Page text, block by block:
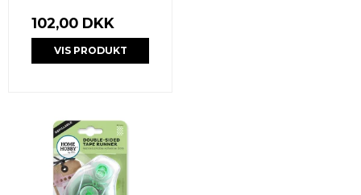
102,00 DKK
VIS PRODUKT